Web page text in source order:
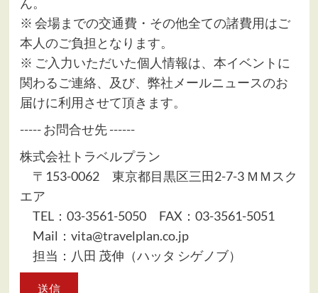
※ 会場までの交通費・その他全ての諸費用はご
本人のご負担となります。
※ ご入力いただいた個人情報は、本イベントに
関わるご連絡、及び、弊社メールニュースのお
届けに利用させて頂きます。
----- お問合せ先 ------
株式会社トラベルプラン
〒153-0062 東京都目黒区三田2-7-3 ＭＭスク
エア
TEL：03-3561-5050 FAX：03-3561-5051
Mail：vita@travelplan.co.jp
担当：八田 茂伸（ハッタ シゲノブ）